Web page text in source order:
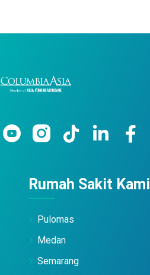
Rumah Sakit Kami
Pulomas
Medan
Semarang